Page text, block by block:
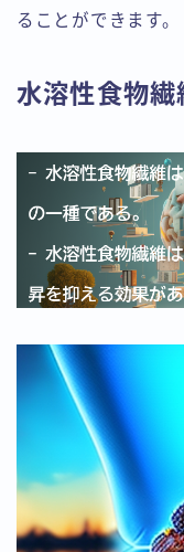
ることができます。
水溶性食物繊